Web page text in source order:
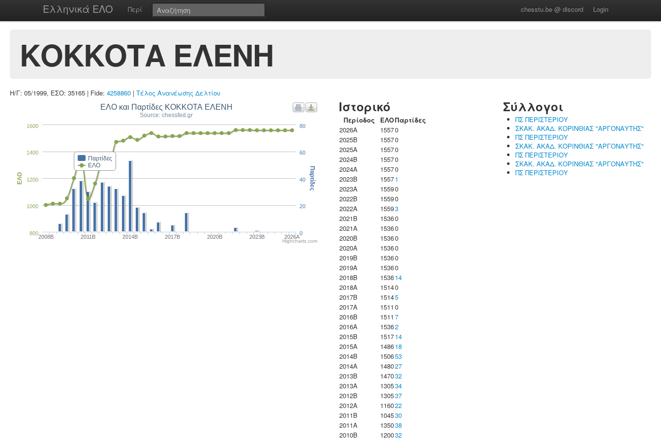
Ελληνικά ΕΛΟ Περί chesstu.be @ discord Login
ΚΟΚΚΟΤΑ ΕΛΕΝΗ
Η/Γ: 05/1999, ΕΣΟ: 35165 | Fide: 4258860 | Τέλος Ανανέωσης Δελτίου
ΕΛΟ και Παρτίδες ΚΟΚΚΟΤΑ ΕΛΕΝΗ
Source: chessfed.gr
Παρτίδες
ΕΛΟ
2008B 2011B 2014B 2017B 2020B 2023B 2026A
800
1000
1200
1400
1600
ΕΛΟ
0
20
40
60
80
Παρτίδες
Highcharts.com
Ιστορικό
Περίοδος ΕΛΟΠαρτίδες
2026A
15570
2025B
15570
2025A
15570
2024B
15570
2024A
15570
2023B
15571
2023Α
15590
2022B
15590
2022A
15593
2021B
15360
2021A
15360
2020B
15360
2020A
15360
2019B
15360
2019A
15360
2018B
153614
2018A
15140
2017B
15145
2017A
1511 0
2016B
1511 7
2016A
15362
2015B
151714
2015A
148618
2014B
150653
2014A
148027
2013B
147032
2013A
130534
2012B
130537
2012A
116022
2011B
104530
2011A
135038
2010B
120032
Σύλλογοι
ΠΣ ΠΕΡΙΣΤΕΡΙΟΥ
ΣΚΑΚ. ΑΚΑΔ. ΚΟΡΙΝΘΙΑΣ "ΑΡΓΟΝΑΥΤΗΣ"
ΠΣ ΠΕΡΙΣΤΕΡΙΟΥ
ΣΚΑΚ. ΑΚΑΔ. ΚΟΡΙΝΘΙΑΣ "ΑΡΓΟΝΑΥΤΗΣ"
ΠΣ ΠΕΡΙΣΤΕΡΙΟΥ
ΣΚΑΚ. ΑΚΑΔ. ΚΟΡΙΝΘΙΑΣ "ΑΡΓΟΝΑΥΤΗΣ"
ΠΣ ΠΕΡΙΣΤΕΡΙΟΥ